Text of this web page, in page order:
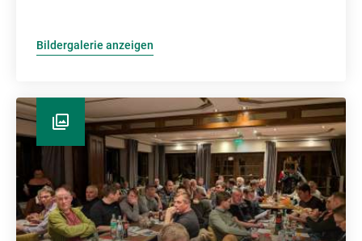
Bildergalerie anzeigen